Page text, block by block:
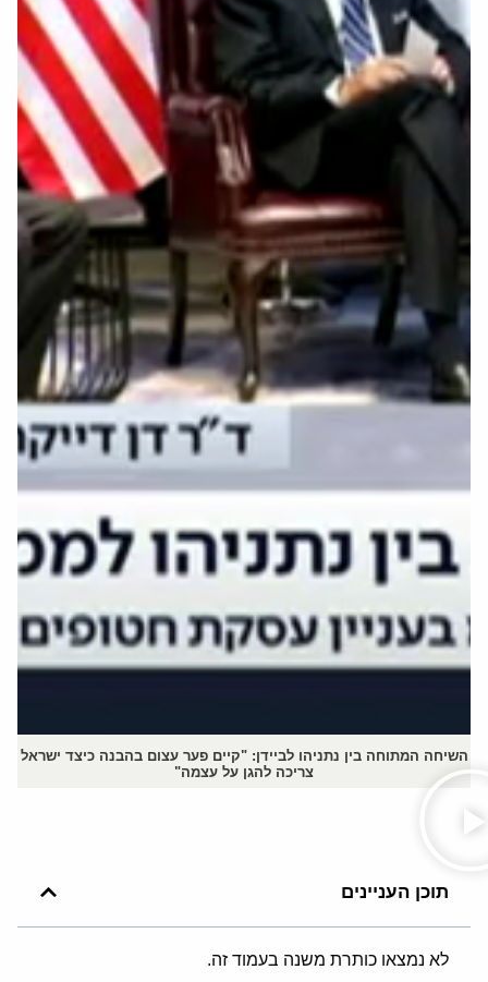
השיחה המתוחה בין נתניהו לביידן: "קיים פער עצום בהבנה כיצד ישראל
צריכה להגן על עצמה"
תוכן העניינים
לא נמצאו כותרת משנה בעמוד זה.